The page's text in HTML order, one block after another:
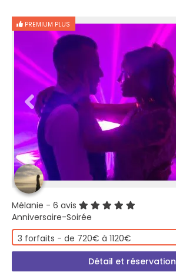
PREMIUM PLUS
Mélanie - 6 avis
Anniversaire-Soirée
3 forfaits - de 720€ à 1120€
Détail et réservation